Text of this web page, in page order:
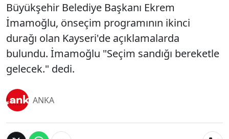
Büyükşehir Belediye Başkanı Ekrem
İmamoğlu, önseçim programının ikinci
durağı olan Kayseri'de açıklamalarda
bulundu. İmamoğlu "Seçim sandığı bereketle
gelecek." dedi.
ANKA